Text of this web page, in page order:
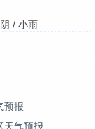
/ 小雨
预报
天气预报